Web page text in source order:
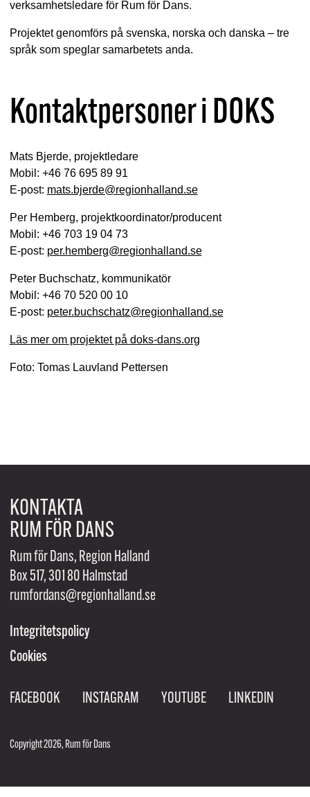
verksamhetsledare för Rum för Dans.
Projektet genomförs på svenska, norska och danska – tre
språk som speglar samarbetets anda.
Kontaktpersoner i DOKS
Mats Bjerde, projektledare
Mobil: +46 76 695 89 91
E-post: mats.bjerde@regionhalland.se
Per Hemberg, projektkoordinator/producent
Mobil: +46 703 19 04 73
E-post: per.hemberg@regionhalland.se
Peter Buchschatz, kommunikatör
Mobil: +46 70 520 00 10
E-post: peter.buchschatz@regionhalland.se
Läs mer om projektet på doks-dans.org
Foto: Tomas Lauvland Pettersen
KONTAKTA
RUM FÖR DANS
Rum för Dans, Region Halland
Box 517, 301 80 Halmstad
rumfordans@regionhalland.se
Integritetspolicy
Cookies
FACEBOOK INSTAGRAM YOUTUBE LINKEDIN
Copyright 2026, Rum för Dans